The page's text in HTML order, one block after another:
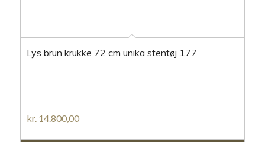
Lys brun krukke 72 cm unika stentøj 177
kr.14.800,00